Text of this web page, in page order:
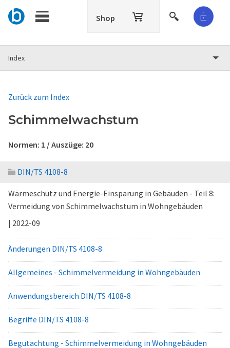
Shop
Index
Zurück zum Index
Schimmelwachstum
Normen: 1 / Auszüge: 20
DIN/TS 4108-8
Wärmeschutz und Energie-Einsparung in Gebäuden - Teil 8:
Vermeidung von Schimmelwachstum in Wohngebäuden
| 2022-09
Änderungen DIN/TS 4108-8
Allgemeines - Schimmelvermeidung in Wohngebäuden
Anwendungsbereich DIN/TS 4108-8
Begriffe DIN/TS 4108-8
Begutachtung - Schimmelvermeidung in Wohngebäuden